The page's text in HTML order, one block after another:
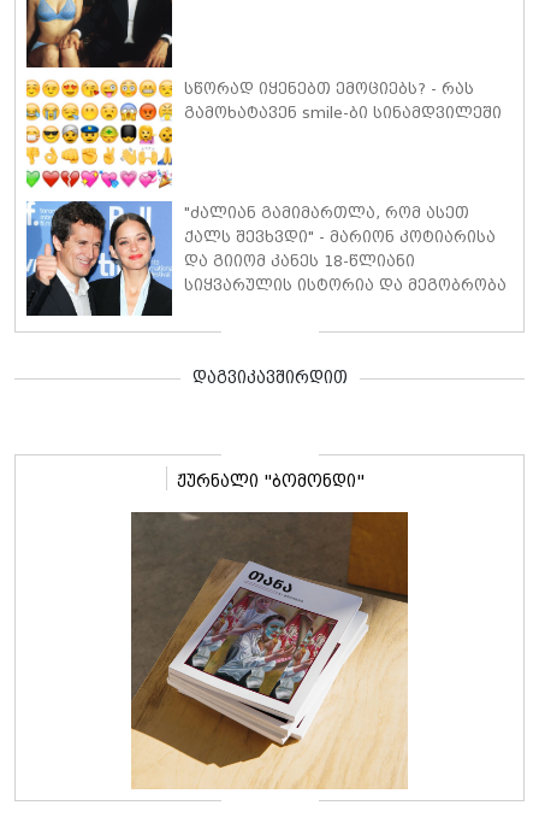
სწორად იყენებთ ემოციებს? - რას
გამოხატავენ smile-ბი სინამდვილეში
"ძალიან გამიმართლა, რომ ასეთ
ქალს შევხვდი" - მარიონ კოტიარისა
და გიიომ კანეს 18-წლიანი
სიყვარულის ისტორია და მეგობრობა
დაგვიკავშირდით
ჟურნალი "ბომონდი"